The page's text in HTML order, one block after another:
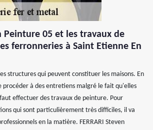
Peinture 05 et les travaux de
ferronneries à Saint Etienne En
structures qui peuvent constituer les maisons. En
à des entretiens malgré le fait qu'elles
effectuer des travaux de peinture. Pour
qui sont particulièrement très difficiles, il va
en la matière. FERRARI Steven